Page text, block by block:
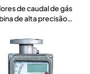
de caudal de gás
de alta precisão